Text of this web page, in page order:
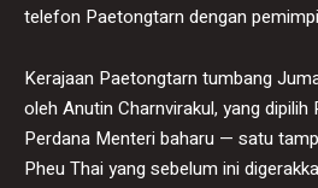
telefon Paetongtarn dengan
Kerajaan Paetongtarn tumbang
oleh Anutin Charnvirakul, yang dipilih
Perdana Menteri baharu — satu
Pheu Thai yang sebelum ini